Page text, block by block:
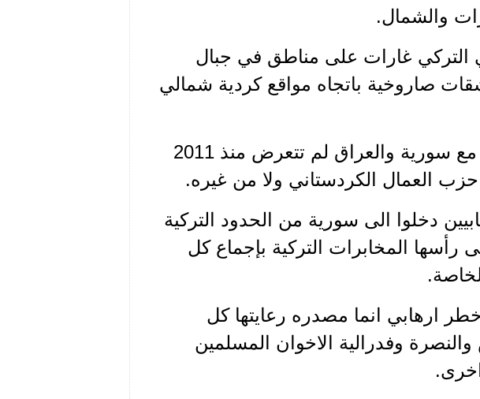
والشمال.
التركي غارات على مناطق في جبال
صاروخية باتجاه مواقع كردية شمالي
للاشارة فإن المناطق الحدودية التركية مع سورية والعراق لم تتعرض منذ 2011
العمال الكردستاني ولا من غيره.
دخلوا الى سورية من الحدود التركية
المخابرات التركية بإجماع كل
ارهابي انما مصدره رعايتها كل
والنصرة وفدرالية الاخوان المسلمين